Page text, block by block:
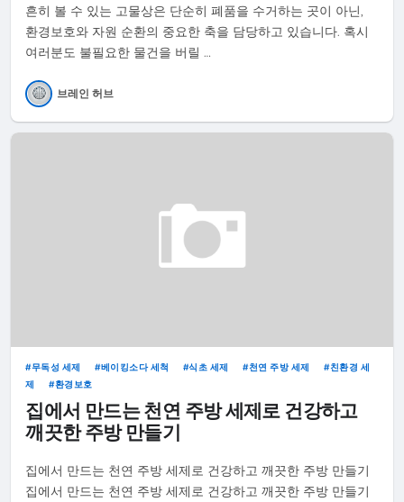
흔히 볼 수 있는 고물상은 단순히 폐품을 수거하는 곳이 아닌,
환경보호와 자원 순환의 중요한 축을 담당하고 있습니다. 혹시
여러분도 불필요한 물건을 버릴 …
브레인 허브
무독성 세제 베이킹소다 세척 식초 세제 천연 주방 세제
친환경 세
제
환경보호
집에서 만드는 천연 주방 세제로 건강하고
깨끗한 주방 만들기
집에서 만드는 천연 주방 세제로 건강하고 깨끗한 주방 만들기
집에서 만드는 천연 주방 세제로 건강하고 깨끗한 주방 만들기